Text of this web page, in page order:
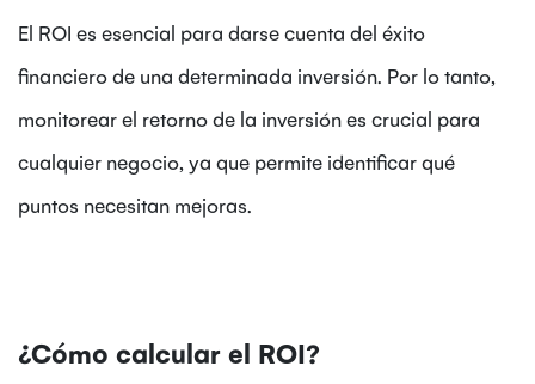
El ROI es esencial para darse cuenta del éxito
financiero de una determinada inversión. Por lo tanto,
monitorear el retorno de la inversión es crucial para
cualquier negocio, ya que permite identificar qué
puntos necesitan mejoras.
¿Cómo calcular el ROI?